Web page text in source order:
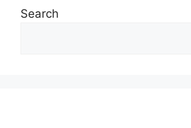
Search